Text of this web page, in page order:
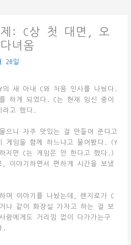
제: C상 첫 대면, 오
녀옴
20일
의 새 아내 C와 처음 인사를 나눴다.
하게 되었다. C는 현재 임신 중이
라고 했다.
으니 자주 맛있는 걸 만들어 준다고
게임을 함께 하느냐고 물어봤다. (Y
지만 C는 게임은 안 한다고 했다.)
, 이야기하면서 편하게 시간을 보냈
며 이야기를 나눴는데, 렌지로가 C
나 같이 화장실 가자고 하는 걸 보
에게도 거리낌 없이 다가가는구
.